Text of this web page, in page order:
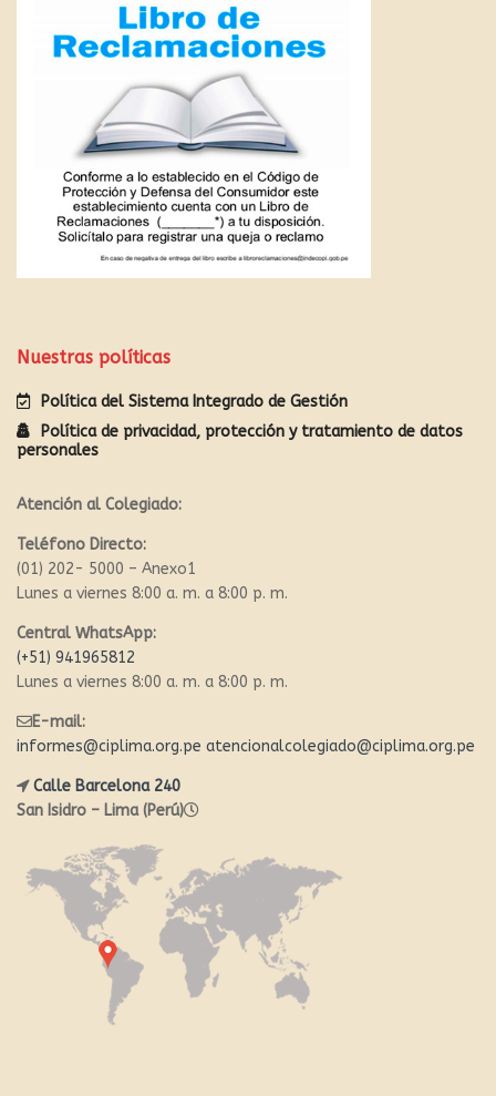
Nuestras políticas
Política del Sistema Integrado de Gestión
Política de privacidad, protección y tratamiento de datos
personales
Atención al Colegiado:
Teléfono Directo:
(01) 202- 5000 – Anexo1
Lunes a viernes 8:00 a. m. a 8:00 p. m.
Central WhatsApp:
(+51) 941965812
Lunes a viernes 8:00 a. m. a 8:00 p. m.
E-mail:
informes@ciplima.org.pe atencionalcolegiado@ciplima.org.pe
Calle Barcelona 240
San Isidro – Lima (Perú)